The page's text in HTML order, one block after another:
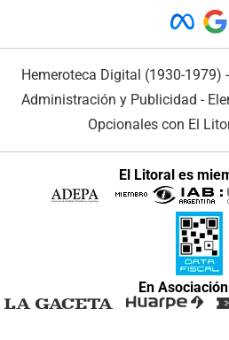
Hemeroteca Digital (1930-1979) -
Administración y Publicidad -
Opcionales con El
El Litoral es
En